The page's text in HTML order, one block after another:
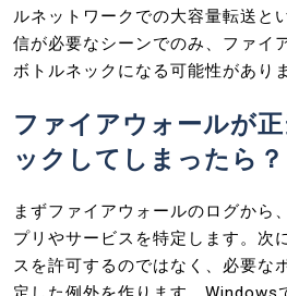
ルネットワークでの大容量転送と
信が必要なシーンでのみ、ファイ
ボトルネックになる可能性があり
ファイアウォールが
ックしてしまったら？
まずファイアウォールのログから
プリやサービスを特定します。次
スを許可するのではなく、必要な